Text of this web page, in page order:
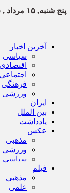
پنج شنبه, ۱۵ مرداد , ۱۴۰۵
آخرین اخبار
سیاسی
اقتصادی
اجتماعی
فرهنگی
ورزشی
ایران
بین الملل
یادداشت
عکس
مذهبی
ورزشی
سیاسی
فیلم
مذهبی
علمی